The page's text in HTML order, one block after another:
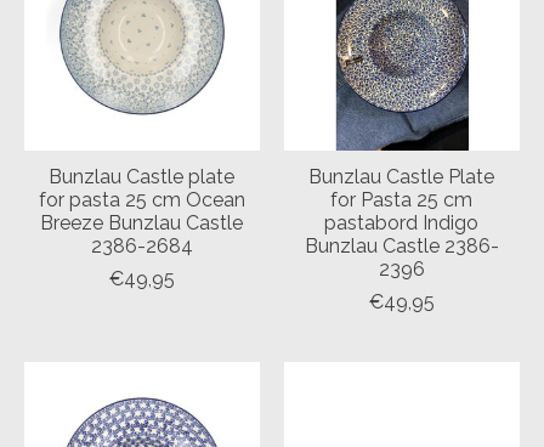
Bunzlau Castle plate
for pasta 25 cm Ocean
Breeze Bunzlau Castle
2386-2684
€49,95
Bunzlau Castle Plate
for Pasta 25 cm
pastabord Indigo
Bunzlau Castle 2386-
2396
€49,95